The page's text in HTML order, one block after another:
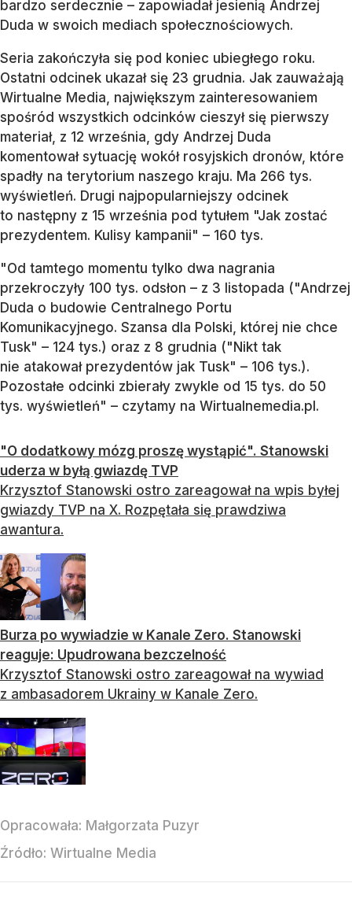
bardzo serdecznie – zapowiadał jesienią Andrzej
Duda w swoich mediach społecznościowych.
Seria zakończyła się pod koniec ubiegłego roku.
Ostatni odcinek ukazał się 23 grudnia. Jak zauważają
Wirtualne Media, największym zainteresowaniem
spośród wszystkich odcinków cieszył się pierwszy
materiał, z 12 września, gdy Andrzej Duda
komentował sytuację wokół rosyjskich dronów, które
spadły na terytorium naszego kraju. Ma 266 tys.
wyświetleń. Drugi najpopularniejszy odcinek
to następny z 15 września pod tytułem "Jak zostać
prezydentem. Kulisy kampanii" – 160 tys.
"Od tamtego momentu tylko dwa nagrania
przekroczyły 100 tys. odsłon – z 3 listopada ("Andrzej
Duda o budowie Centralnego Portu
Komunikacyjnego. Szansa dla Polski, której nie chce
Tusk" – 124 tys.) oraz z 8 grudnia ("Nikt tak
nie atakował prezydentów jak Tusk" – 106 tys.).
Pozostałe odcinki zbierały zwykle od 15 tys. do 50
tys. wyświetleń" – czytamy na Wirtualnemedia.pl.
"O dodatkowy mózg proszę wystąpić". Stanowski
uderza w byłą gwiazdę TVP
Krzysztof Stanowski ostro zareagował na wpis byłej
gwiazdy TVP na X. Rozpętała się prawdziwa
awantura.
Burza po wywiadzie w Kanale Zero. Stanowski
reaguje: Upudrowana bezczelność
Krzysztof Stanowski ostro zareagował na wywiad
z ambasadorem Ukrainy w Kanale Zero.
Opracowała: Małgorzata Puzyr
Źródło: Wirtualne Media